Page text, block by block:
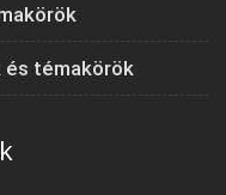
témakörök